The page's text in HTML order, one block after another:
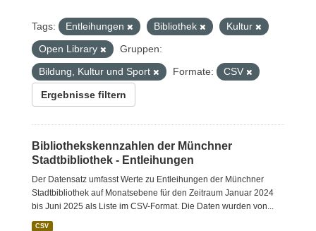
Tags: Entleihungen Bibliothek
Kultur
Open Library
Gruppen:
Bildung, Kultur und Sport
Formate: CSV
Ergebnisse filtern
Bibliothekskennzahlen der Münchner
Stadtbibliothek - Entleihungen
Der Datensatz umfasst Werte zu Entleihungen der Münchner
Stadtbibliothek auf Monatsebene für den Zeitraum Januar 2024
bis Juni 2025 als Liste im CSV-Format. Die Daten wurden von...
CSV